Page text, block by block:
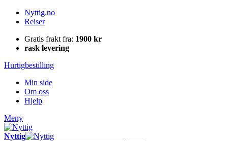
Nyttig.no
Reiser
Gratis frakt fra: 1900 kr
rask levering
Hurtigbestilling
Min side
Om oss
Hjelp
Meny
Nyttig